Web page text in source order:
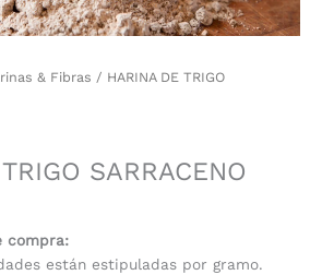
& Fibras / HARINA DE TRIGO
SARRACENO
compra:
están estipuladas por gramo.